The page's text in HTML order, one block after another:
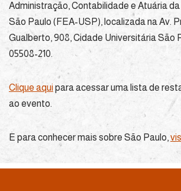
Administração, Contabilidade e Atuária
São Paulo (FEA-USP), localizada na Av.
Gualberto, 908, Cidade Universitária São
05508-210.
Clique aquipara acessar uma lista de
ao evento.
E para conhecer mais sobre São Paulo,